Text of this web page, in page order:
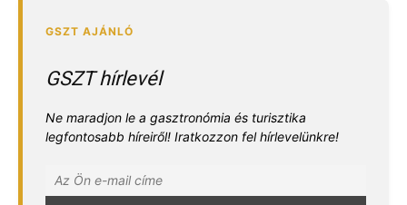
GSZT hírlevél
Ne maradjon le a gasztronómia és turisztika
legfontosabb híreiről! Iratkozzon fel hírlevelünkre!